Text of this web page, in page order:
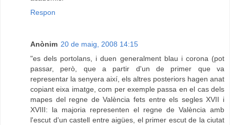
Respon
Anònim 20 de maig, 2008 14:15
"es dels portolans, i duen generalment blau i corona (pot
passar, però, que a partir d'un de primer que va
representar la senyera així, els altres posteriors hagen anat
copiant eixa imatge, com per exemple passa en el cas dels
mapes del regne de València fets entre els segles XVII i
XVIII: la majoria representen el regne de València amb
l'escut d'un castell entre aigües, el primer escut de la ciutat